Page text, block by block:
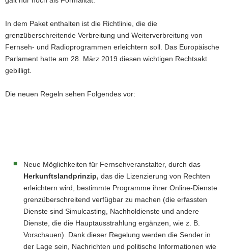
In dem Paket enthalten ist die Richtlinie, die die
grenzüberschreitende Verbreitung und Weiterverbreitung von
Fernseh- und Radioprogrammen erleichtern soll. Das Europäische
Parlament hatte am 28. März 2019 diesen wichtigen Rechtsakt
gebilligt.
Die neuen Regeln sehen Folgendes vor:
Neue Möglichkeiten für Fernsehveranstalter, durch das
Herkunftslandprinzip, das die Lizenzierung von Rechten
erleichtern wird, bestimmte Programme ihrer Online-Dienste
grenzüberschreitend verfügbar zu machen (die erfassten
Dienste sind Simulcasting, Nachholdienste und andere
Dienste, die die Hauptausstrahlung ergänzen, wie z. B.
Vorschauen). Dank dieser Regelung werden die Sender in
der Lage sein, Nachrichten und politische Informationen wie